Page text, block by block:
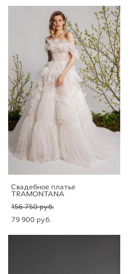
Свадебное платье
TRAMONTANA
156 750 pуб.
79 900 pуб.